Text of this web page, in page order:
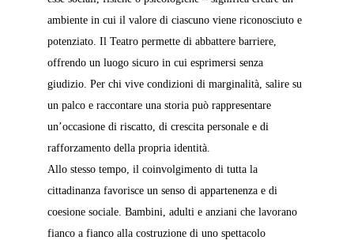
ambiente in cui il valore di ciascuno viene riconosciuto e
potenziato. Il Teatro permette di abbattere barriere,
offrendo un luogo sicuro in cui esprimersi senza
giudizio. Per chi vive condizioni di marginalità, salire su
un palco e raccontare una storia può rappresentare
un’occasione di riscatto, di crescita personale e di
rafforzamento della propria identità.
Allo stesso tempo, il coinvolgimento di tutta la
cittadinanza favorisce un senso di appartenenza e di
coesione sociale. Bambini, adulti e anziani che lavorano
fianco a fianco alla costruzione di uno spettacolo